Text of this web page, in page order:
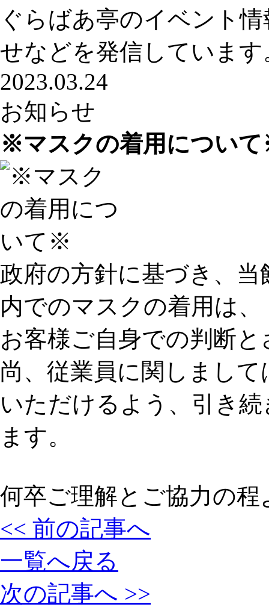
ぐらばあ亭のイベント
せなどを発信しています
2023.03.24
お知らせ
※マスクの着用につい
政府の方針に基づき、当
内でのマスクの着用は、
お客様ご自身での判断
尚、従業員に関しまし
いただけるよう、引き
ます。
何卒ご理解とご協力の
<< 前の記事へ
一覧へ戻る
次の記事へ >>